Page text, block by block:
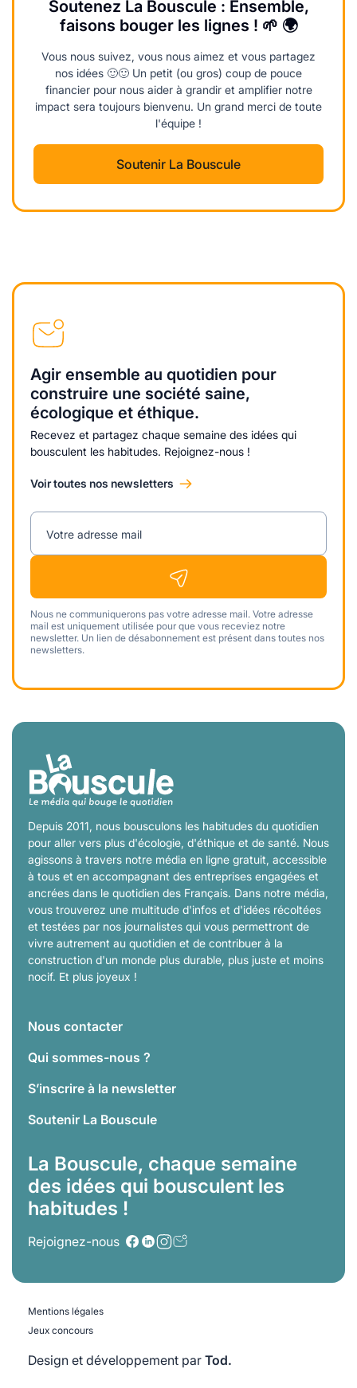
Soutenez La Bouscule : Ensemble,
faisons bouger les lignes ! 🌱 🌍
Vous nous suivez, vous nous aimez et vous partagez
nos idées 🙂🙂 Un petit (ou gros) coup de pouce
financier pour nous aider à grandir et amplifier notre
impact sera toujours bienvenu. Un grand merci de toute
l'équipe !
Soutenir La Bouscule
Agir ensemble au quotidien pour
construire une société saine,
écologique et éthique.
Recevez et partagez chaque semaine des idées qui
bousculent les habitudes. Rejoignez-nous !
Voir toutes nos newsletters
Votre adresse mail
Nous ne communiquerons pas votre adresse mail. Votre adresse
mail est uniquement utilisée pour que vous receviez notre
newsletter. Un lien de désabonnement est présent dans toutes nos
newsletters.
Depuis 2011, nous bousculons les habitudes du quotidien
pour aller vers plus d'écologie, d'éthique et de santé. Nous
agissons à travers notre média en ligne gratuit, accessible
à tous et en accompagnant des entreprises engagées et
ancrées dans le quotidien des Français. Dans notre média,
vous trouverez une multitude d'infos et d'idées récoltées
et testées par nos journalistes qui vous permettront de
vivre autrement au quotidien et de contribuer à la
construction d'un monde plus durable, plus juste et moins
nocif. Et plus joyeux !
Nous contacter
Qui sommes-nous ?
S’inscrire à la newsletter
Soutenir La Bouscule
La Bouscule, chaque semaine
des idées qui bousculent les
habitudes !
Rejoignez-nous
Mentions légales
Jeux concours
Design et développement par Tod.